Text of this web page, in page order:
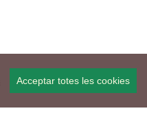
Acceptar totes les cookies